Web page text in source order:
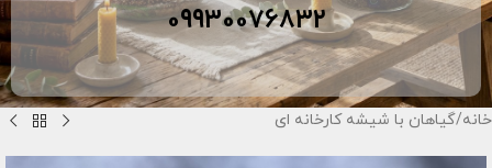
09930076832
خانه/گیاهان با شیشه کارخانه ای